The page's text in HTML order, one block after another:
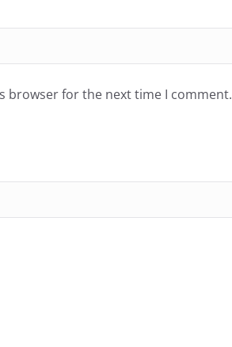
browser for the next time I comment.